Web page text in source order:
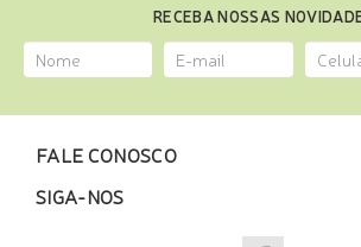
RECEBA NOSSAS
FALE CONOSCO
SIGA-NOS